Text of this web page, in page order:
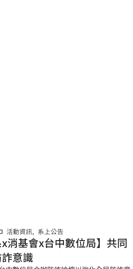
活動資訊, 系上公告
x消基會x台中數位局】共同
意識